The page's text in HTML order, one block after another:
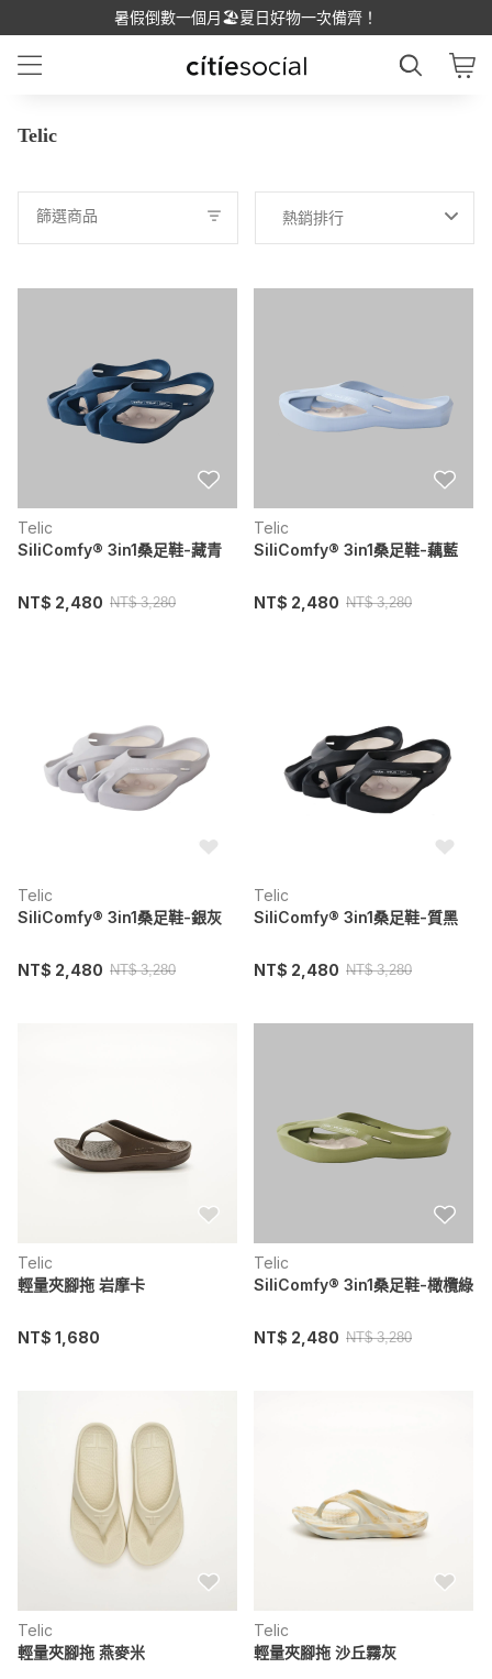
暑假倒數一個月🏖️夏日好物一次備齊！
Telic
篩選商品
Telic
SiliComfy® 3in1桑足鞋-藏青
NT$ 2,480 NT$ 3,280
Telic
SiliComfy® 3in1桑足鞋-藕藍
NT$ 2,480 NT$ 3,280
Telic
SiliComfy® 3in1桑足鞋-銀灰
NT$ 2,480 NT$ 3,280
Telic
SiliComfy® 3in1桑足鞋-質黑
NT$ 2,480 NT$ 3,280
Telic
輕量夾腳拖 岩摩卡
NT$ 1,680
Telic
SiliComfy® 3in1桑足鞋-橄欖綠
NT$ 2,480 NT$ 3,280
Telic
輕量夾腳拖 燕麥米
Telic
輕量夾腳拖 沙丘霧灰